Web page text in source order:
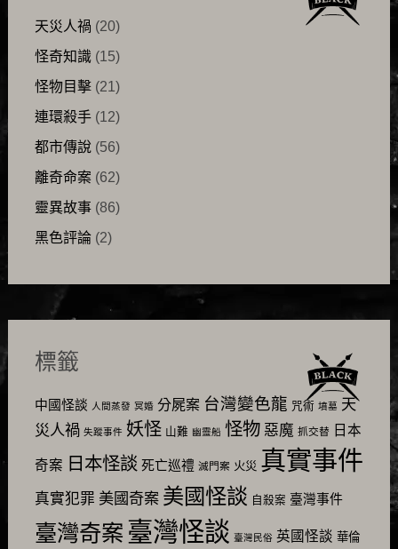
天災人禍 (20)
怪奇知識(15)
怪物目擊(21)
連環殺手(12)
都市傳說(56)
離奇命案(62)
靈異故事(86)
黑色評論(2)
標籤
中國怪談 人間蒸發 冥婚 分屍案 台灣變色龍 咒術 墳墓 天
災人禍 失蹤事件 妖怪 山難 幽靈船 怪物 惡魔 抓交替 日本
奇案 日本怪談 死亡巡禮 滅門案 火災 真實事件
真實犯罪 美國奇案 美國怪談 自殺案 臺灣事件
臺灣奇案 臺灣怪談 臺灣民俗 英國怪談 華倫